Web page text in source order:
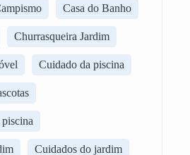
Casa do Banho
Churrasqueira Jardim
Cuidado da piscina
Cuidados do jardim